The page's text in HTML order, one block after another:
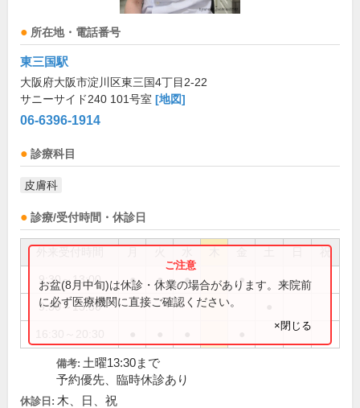
所在地・電話番号
東三国駅
大阪府大阪市淀川区東三国4丁目2-22
サニーサイド240 101号室 [地図]
06-6396-1914
診療科目
皮膚科
診療/受付時間・休診日
祝
9:30～13:00 ● ● ● ●
9:30～13:30
お盆(8月中旬)は休診・休業の場合があります。来院前
に必ず医療機関に直接ご確認ください。
×閉じる
備考: 土曜13:30まで
予約優先、臨時休診あり
休診日: 木、日、祝